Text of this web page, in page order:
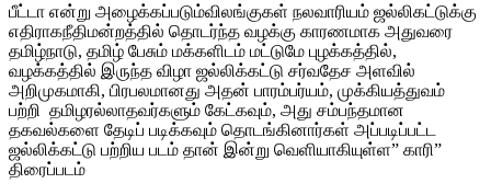
பீட்டா என்று அழைக்கப்படும்விலங்குகள் நலவாரியம் ஜல்லிகட்டுக்கு
எதிராகநீதிமன்றத்தில் தொடர்ந்த வழக்கு காரணமாக அதுவரை
தமிழ்நாடு, தமிழ் பேசும் மக்களிடம் மட்டுமே புழக்கத்தில்,
வழக்கத்தில் இருந்த விழா ஜல்லிக்கட்டு சர்வதேச அளவில்
அறிமுகமாகி, பிரபலமானது அதன் பாரம்பர்யம், முக்கியத்துவம்
பற்றி தமிழரல்லாதவர்களும் கேட்கவும், அது சம்பந்தமான
தகவல்களை தேடிப் படிக்கவும் தொடங்கினார்கள் அப்படிப்பட்ட
ஜல்லிக்கட்டு பற்றிய படம் தான் இன்று வெளியாகியுள்ள” காரி”
திரைப்படம்